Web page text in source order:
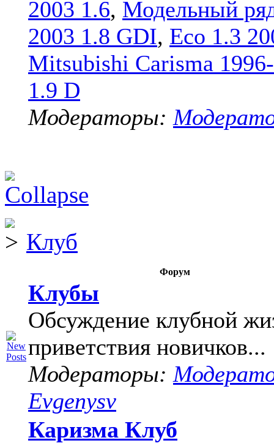
2003 1.6, Модельный
2003 1.8 GDI, Eco 1.3
Mitsubishi Carisma
1.9 D
Модераторы:
Клуб
Форум
Клубы
Обсуждение клубной
приветствия новичков...
Модераторы:
Evgenysv
Каризма Клуб